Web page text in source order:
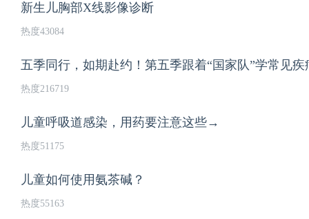
新生儿胸部X线影像诊断
热度43084
五季同行，如期赴约！第五季跟着“国家队”学常见
热度216719
儿童呼吸道感染，用药要注意这些→
热度51175
儿童如何使用氨茶碱？
热度55163